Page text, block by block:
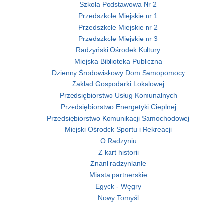
Szkoła Podstawowa Nr 2
Przedszkole Miejskie nr 1
Przedszkole Miejskie nr 2
Przedszkole Miejskie nr 3
Radzyński Ośrodek Kultury
Miejska Biblioteka Publiczna
Dzienny Środowiskowy Dom Samopomocy
Zakład Gospodarki Lokalowej
Przedsiębiorstwo Usług Komunalnych
Przedsiębiorstwo Energetyki Cieplnej
Przedsiębiorstwo Komunikacji Samochodowej
Miejski Ośrodek Sportu i Rekreacji
O Radzyniu
Z kart historii
Znani radzynianie
Miasta partnerskie
Egyek - Węgry
Nowy Tomyśl